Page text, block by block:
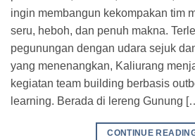
ingin membangun kekompakan tim
seru, heboh, dan penuh makna.
pegunungan dengan udara sejuk
yang menenangkan, Kaliurang
kegiatan team building berbasis
learning. Berada di lereng Gunung
CONTINUE